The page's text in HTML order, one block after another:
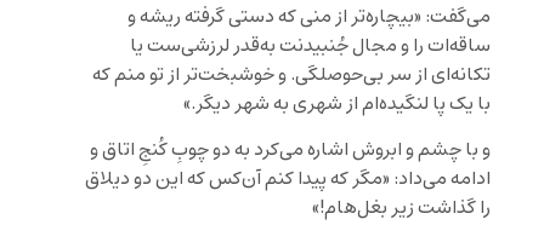
می‌گفت: «بیچاره‌تر از منی که دستی گرفته ریشه و
ساقه‌ات را و مجال جُنبیدنت به‌قدر لرزشی‌ست یا
تکانه‌ای از سر بی‌حوصلگی. و خوشبخت‌تر از تو منم که
با یک پا لنگیده‌ام از شهری به شهر دیگر.»
و با چشم و ابروش اشاره می‌کرد به دو چوبِ کُنجِ اتاق و
ادامه می‌داد: «مگر که پیدا کنم آن‌کس که این دو دیلاق
را گذاشت زیر بغل‌هام!»